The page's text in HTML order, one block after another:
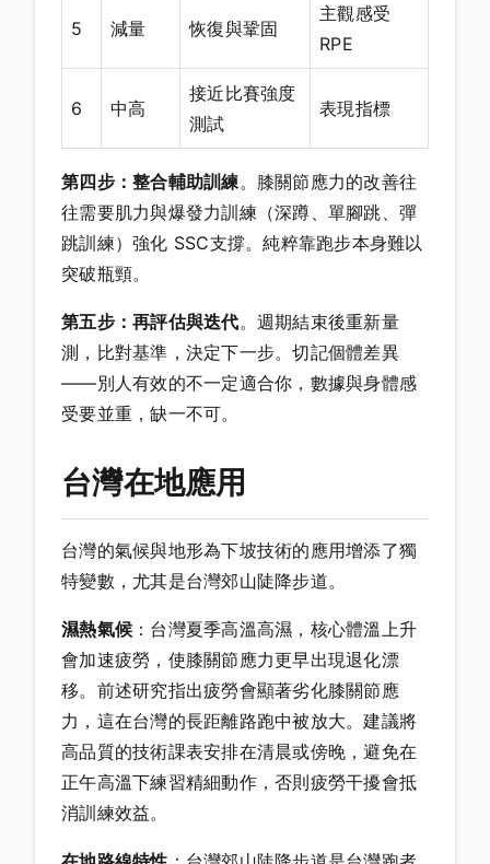
5 減量 恢復與鞏固
主觀感受
RPE
6 中高
接近比賽強度
測試
表現指標
第四步：整合輔助訓練。膝關節應力的改善往
往需要肌力與爆發力訓練（深蹲、單腳跳、彈
跳訓練）強化 SSC支撐。純粹靠跑步本身難以
突破瓶頸。
第五步：再評估與迭代。週期結束後重新量
測，比對基準，決定下一步。切記個體差異
——別人有效的不一定適合你，數據與身體感
受要並重，缺一不可。
台灣在地應用
台灣的氣候與地形為下坡技術的應用增添了獨
特變數，尤其是台灣郊山陡降步道。
濕熱氣候 ：台灣夏季高溫高濕，核心體溫上升
會加速疲勞，使膝關節應力更早出現退化漂
移。前述研究指出疲勞會顯著劣化膝關節應
力，這在台灣的長距離路跑中被放大。建議將
高品質的技術課表安排在清晨或傍晚，避免在
正午高溫下練習精細動作，否則疲勞干擾會抵
消訓練效益。